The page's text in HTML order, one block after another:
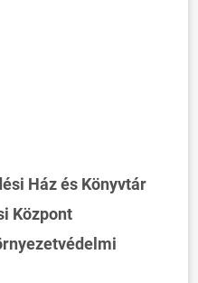
Ház és Könyvtár
Központ